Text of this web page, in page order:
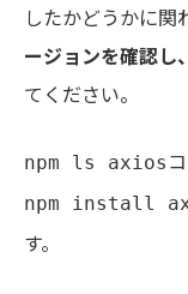
したかどうかに関
ージョンを確認し
てください。
npm ls axios
npm install
す。